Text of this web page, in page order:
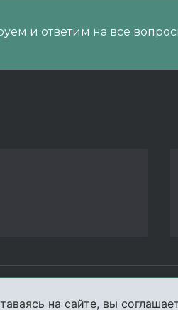
и ответим на все
на сайте, вы